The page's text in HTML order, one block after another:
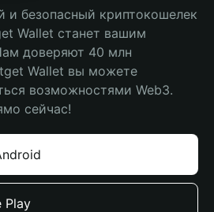
безопасный криптокошелек
Wallet станет вашим
доверяют 40 млн
Wallet вы можете
возможностями Web3.
сейчас!
Play